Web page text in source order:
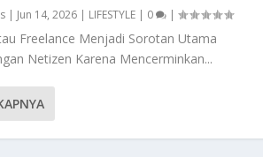
| Jun 14, 2026| LIFESTYLE| 0 |
Freelance Menjadi Sorotan Utama
Netizen Karena Mencerminkan...